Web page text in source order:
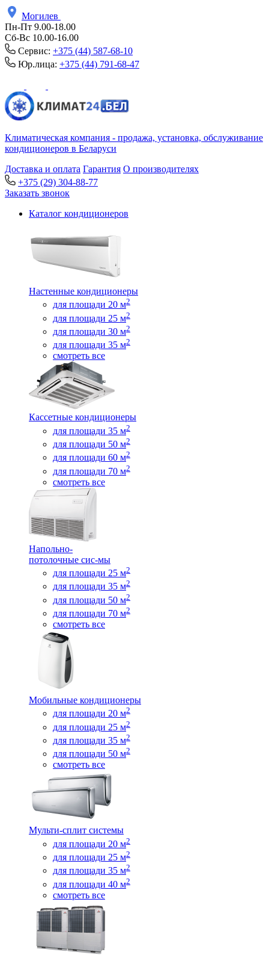
Могилев
Пн-Пт 9.00-18.00
Сб-Вс 10.00-16.00
Сервис: +375 (44) 587-68-10
Юр.лица: +375 (44) 791-68-47
Климатическая компания - продажа, установка, обслуживание
кондиционеров в Беларуси
Доставка и оплата Гарантия О производителях
+375 (29) 304-88-77
Заказать звонок
Каталог кондиционеров
Настенные кондиционеры
для площади 20 м2
для площади 25 м2
для площади 30 м2
для площади 35 м2
смотреть все
Кассетные кондиционеры
для площади 35 м2
для площади 50 м2
для площади 60 м2
для площади 70 м2
смотреть все
Напольно-
потолочные сис-мы
для площади 25 м2
для площади 35 м2
для площади 50 м2
для площади 70 м2
смотреть все
Мобильные кондиционеры
для площади 20 м2
для площади 25 м2
для площади 35 м2
для площади 50 м2
смотреть все
Мульти-сплит системы
для площади 20 м2
для площади 25 м2
для площади 35 м2
для площади 40 м2
смотреть все